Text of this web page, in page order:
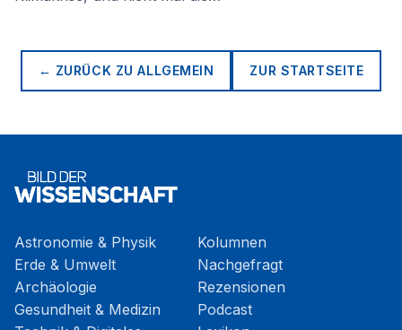
← ZURÜCK ZUALLGEMEIN ZUR STARTSEITE
Astronomie & Physik
Erde & Umwelt
Archäologie
Gesundheit & Medizin
Kolumnen
Nachgefragt
Rezensionen
Podcast